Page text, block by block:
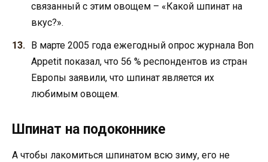
связанный с этим овощем – «Какой шпинат на
вкус?».
В марте 2005 года ежегодный опрос журнала Bon
Appetit показал, что 56 % респондентов из стран
Европы заявили, что шпинат является их
любимым овощем.
Шпинат на подоконнике
А чтобы лакомиться шпинатом всю зиму, его не